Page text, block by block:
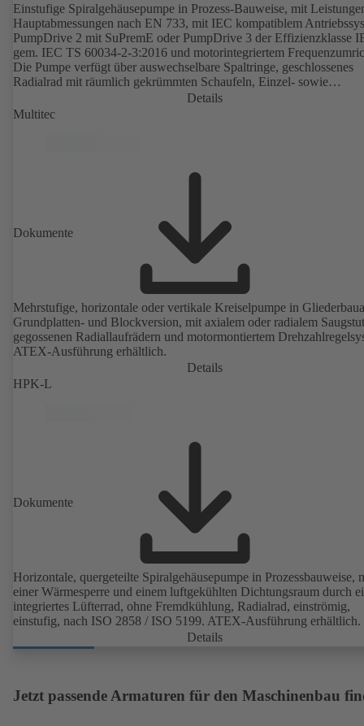
Einstufige Spiralgehäusepumpe in Prozess-Bauweise, mit
Hauptabmessungen nach EN 733, mit IEC kompatiblem
PumpDrive 2 mit SuPremE oder PumpDrive 3 der Effizienzklasse
gem. IEC TS 60034-2-3:2016 und motorintegriertem
Die Pumpe verfügt über auswechselbare Spaltringe, geschlossenes
Radialrad mit räumlich gekrümmten Schaufeln, Einzel- sowie
Doppelgleitringdichtungen nach EN 12756, Welle im Bereich der
Wellendichtung mit auswechselbarer Wellenschutzhülse. Die
IEC 60072, Hüllmaße gemäß DIN V 42673 (07-2011). ATEX-
Details
Multitec
Dokumente
Mehrstufige, horizontale oder vertikale Kreiselpumpe in
Grundplatten- und Blockversion, mit axialem oder radialem
gegossenen Radiallaufrädern und motormontiertem
ATEX-Ausführung erhältlich.
Details
HPK-L
Dokumente
Horizontale, quergeteilte Spiralgehäusepumpe in Prozessbauweise,
einer Wärmesperre und einem luftgekühlten Dichtungsraum durch
integriertes Lüfterrad, ohne Fremdkühlung, Radialrad, einströmig,
einstufig, nach ISO 2858 / ISO 5199. ATEX-Ausführung erhältlich.
Details
Jetzt passende Armaturen für den Maschinenbau